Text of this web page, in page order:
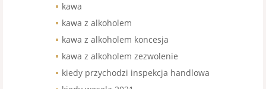
kawa
kawa z alkoholem
kawa z alkoholem koncesja
kawa z alkoholem zezwolenie
kiedy przychodzi inspekcja handlowa